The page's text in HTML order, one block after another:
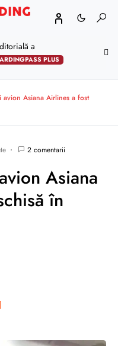
a
PLUS
avion Asiana Airlines a fost
2 comentarii
Asiana
în